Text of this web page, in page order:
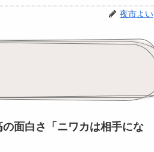
夜市よい
面白さ「ニワカは相手にな